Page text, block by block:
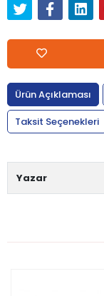
Ürün Açıklaması
Taksit Seçenekleri
Yazar